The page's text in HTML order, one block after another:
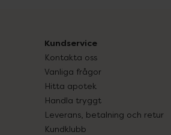
Kundservice
Kontakta oss
Vanliga frågor
Hitta apotek
Handla tryggt
Leverans, betalning och retur
Kundklubb